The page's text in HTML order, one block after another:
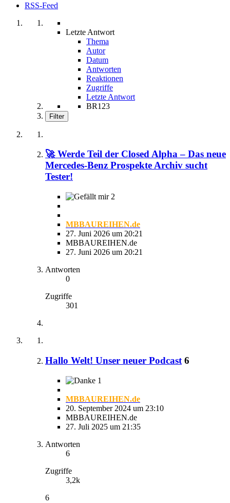
RSS-Feed
Letzte Antwort
Thema
Autor
Datum
Antworten
Reaktionen
Zugriffe
Letzte Antwort
BR123
Filter
🚀 Werde Teil der Closed Alpha – Das neue
Mercedes-Benz Prospekte Archiv sucht
Tester!
2
MBBAUREIHEN.de
27. Juni 2026 um 20:21
MBBAUREIHEN.de
27. Juni 2026 um 20:21
Antworten
0
Zugriffe
301
Hallo Welt! Unser neuer Podcast 6
1
MBBAUREIHEN.de
20. September 2024 um 23:10
MBBAUREIHEN.de
27. Juli 2025 um 21:35
Antworten
6
Zugriffe
3,2k
6